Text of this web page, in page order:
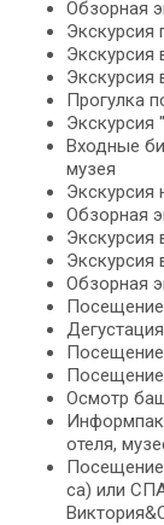
Об­зор­ная
Экс­кур­сия
Экс­кур­сия
Экс­кур­сия
Прогулка
Вход­ные
му­зея
Экс­кур­сия
Об­зор­ная
Экс­кур­сия
Об­зор­ная
Осмотр
оте­ля,
са) или